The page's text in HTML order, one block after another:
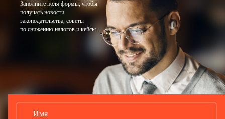
Заполните поля формы, чтобы
получать новости
законодательства, советы
по снижению налогов и кейсы.